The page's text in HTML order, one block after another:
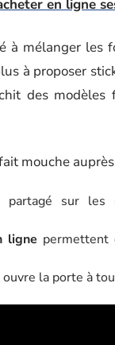
en ligne
à mélanger les
à proposer
des
mouche
partagé sur les
ligne permettent
la porte à